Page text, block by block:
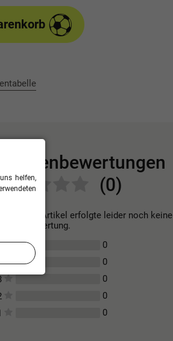
Kundenbewertungen
(0)
Für diesen Artikel erfolgte leider noch keine
Kundenbewertung.
0
0
0
0
0
helfen,